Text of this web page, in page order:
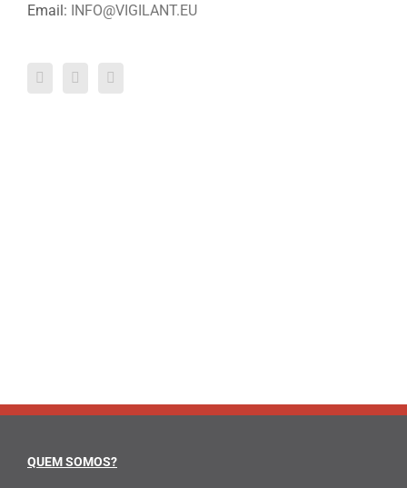
Email: INFO@VIGILANT.EU
QUEM SOMOS?